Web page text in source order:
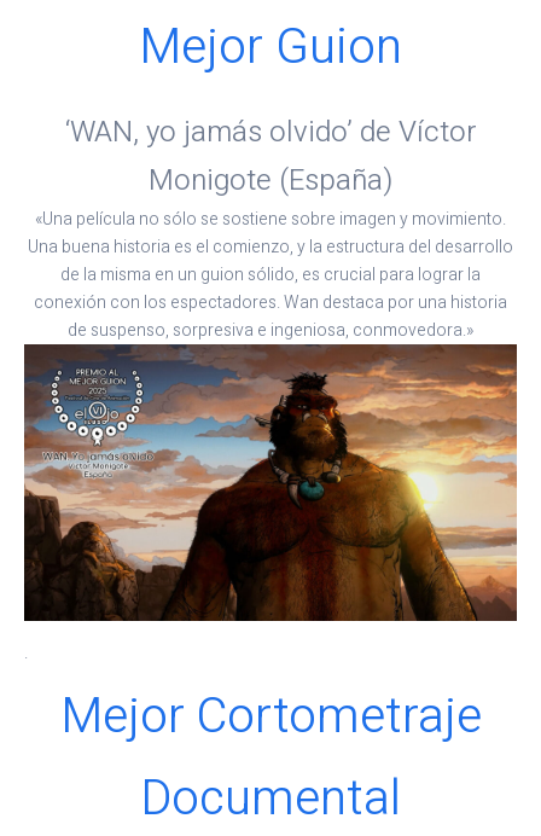
Mejor Guion
‘WAN, yo jamás olvido’ de Víctor
Monigote (España)
«Una película no sólo se sostiene sobre imagen y movimiento.
Una buena historia es el comienzo, y la estructura del desarrollo
de la misma en un guion sólido, es crucial para lograr la
conexión con los espectadores. Wan destaca por una historia
de suspenso, sorpresiva e ingeniosa, conmovedora.»
.
Mejor Cortometraje
Documental